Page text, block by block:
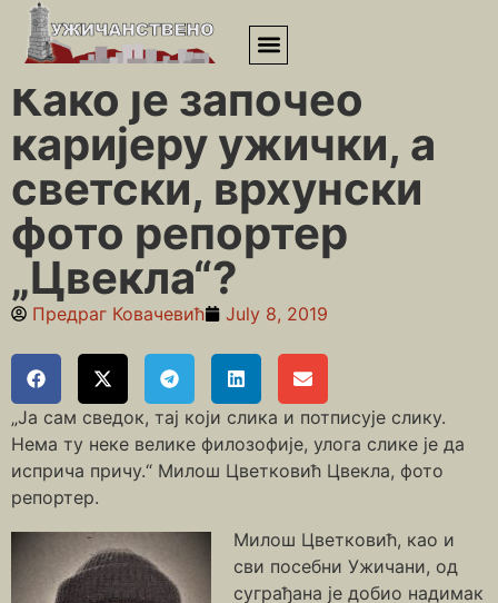
Почетна»Липа»Како је започео каријеру ужички, а светски,
врхунски фото репортер „Цвекла“?
Како је започео
каријеру ужички, а
светски, врхунски
фото репортер
„Цвекла“?
Предраг Ковачевић July 8, 2019
„Ја сам сведок, тај који слика и потписује слику.
Нема ту неке велике филозофије, улога слике је да
исприча причу.“ Милош Цветковић Цвекла, фото
репортер.
Милош Цветковић, као и
сви посебни Ужичани, од
суграђана је добио надимак